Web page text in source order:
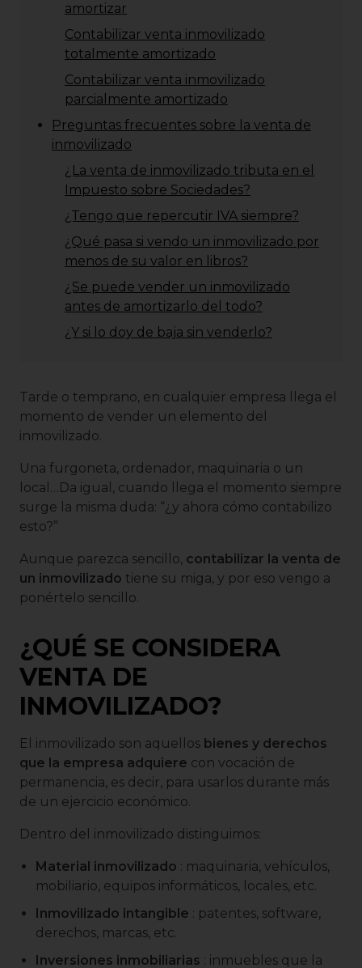
amortizar
Contabilizar venta inmovilizado
totalmente amortizado
Contabilizar venta inmovilizado
parcialmente amortizado
Preguntas frecuentes sobre la venta de
inmovilizado
¿La venta de inmovilizado tributa en el
Impuesto sobre Sociedades?
¿Tengo que repercutir IVA siempre?
¿Qué pasa si vendo un inmovilizado por
menos de su valor en libros?
¿Se puede vender un inmovilizado
antes de amortizarlo del todo?
¿Y si lo doy de baja sin venderlo?
Tarde o temprano, en cualquier empresa llega el
momento de vender un elemento del
inmovilizado.
Una furgoneta, ordenador, maquinaria o un
local…Da igual, cuando llega el momento siempre
surge la misma duda: “¿y ahora cómo contabilizo
esto?”
Aunque parezca sencillo, contabilizar la venta de
un inmovilizado tiene su miga, y por eso vengo a
ponértelo sencillo.
¿QUÉ SE CONSIDERA
VENTA DE
INMOVILIZADO?
El inmovilizado son aquellos bienes y derechos
que la empresa adquiere con vocación de
permanencia, es decir, para usarlos durante más
de un ejercicio económico.
Dentro del inmovilizado distinguimos:
Material inmovilizado : maquinaria, vehículos,
mobiliario, equipos informáticos, locales, etc.
Inmovilizado intangible : patentes, software,
derechos, marcas, etc.
Inversiones inmobiliarias : inmuebles que la